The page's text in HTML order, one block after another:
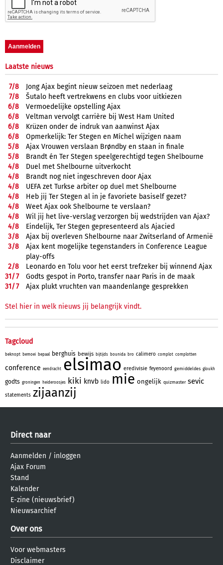
Laatste nieuws
7/8
Jong Ajax begint nieuw seizoen met nederlaag
7/8
Šutalo heeft vertrekwens en clubs voor uitkiezen
6/8
Vermoedelijke opstelling Ajax
6/8
Veltman vervolgt carrière bij West Ham United
6/8
Krüzen onder de indruk van aanwinst Ajax
6/8
Opmerkelijk: Ter Stegen en Míchel wijzigen naam
5/8
Ajax Vrouwen verslaan Brøndby en staan in finale
5/8
Brandt én Ter Stegen speelgerechtigd tegen Shelbourne
4/8
Duel met Shelbourne uitverkocht
4/8
Brandt nog niet ingeschreven door Ajax
4/8
UEFA zet Turkse arbiter op duel met Shelbourne
4/8
Heb jij Ter Stegen al in je favoriete basiself gezet?
4/8
Weet Ajax ook Shelbourne te verslaan?
4/8
Wil jij het live-verslag verzorgen bij wedstrijden van Ajax?
4/8
Eindelijk, Ter Stegen gepresenteerd als Ajacied
3/8
Ajax bij overleven Shelbourne naar Zwitserland of Armenië
3/8
Ajax kent mogelijke tegenstanders in Conference League
play-offs
2/8
Leonardo en Tolu voor het eerst trefzeker bij winnend Ajax
31/7
Godts gespot in Porto, transfer naar Paris in de maak
31/7 Ajax plukt vruchten van maandenlange gesprekken
Stel hier in welk nieuws jij belangrijk vindt.
Tagcloud
beknopt bemoei bepaal berghuis bewijs bijtijds bounida bro calimero complot complotten
conference eendracht elsimao eredivisie feyenoord gemiddeldes gloukh
godts groningen heideroosjes kiki knvb lido mie ongelijk quizmaster sevic
statements zijaanzij
Direct naar
Aanmelden / inloggen
Ajax Forum
Stand
Kalender
E-zine (nieuwsbrief)
Nieuwsarchief
Over ons
Voor webmasters
Disclaimer